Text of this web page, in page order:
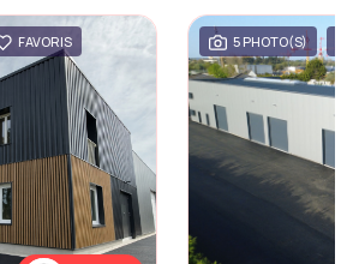
FAVORIS 5 PHOTO(S)